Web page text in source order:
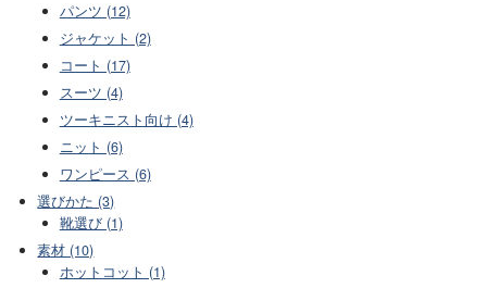
パンツ (12)
ジャケット (2)
コート (17)
スーツ (4)
ツーキニスト向け (4)
ニット (6)
ワンピース (6)
選びかた (3)
靴選び (1)
素材 (10)
ホットコット (1)